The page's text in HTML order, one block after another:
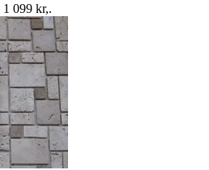
1 099 kr,.